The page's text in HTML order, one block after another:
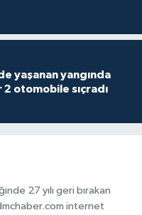
yaşanan yangında
2 otomobile sıçradı
27 yılı geri bırakan
internet